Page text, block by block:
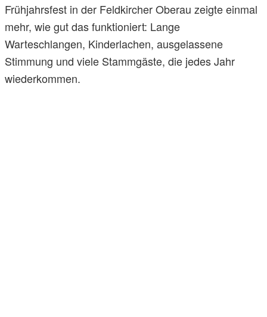
Frühjahrsfest in der Feldkircher Oberau zeigte einmal
mehr, wie gut das funktioniert: Lange
Warteschlangen, Kinderlachen, ausgelassene
Stimmung und viele Stammgäste, die jedes Jahr
wiederkommen.